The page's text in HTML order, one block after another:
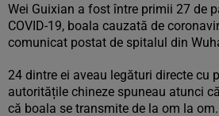
Wei Guixian a fost între primii 27 de
COVID-19, boala cauzată de
comunicat postat de spitalul din
24 dintre ei aveau legături directe cu
autoritățile chineze spuneau atunci
că boala se transmite de la om la